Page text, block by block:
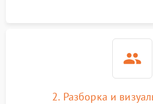
2. Разборка и